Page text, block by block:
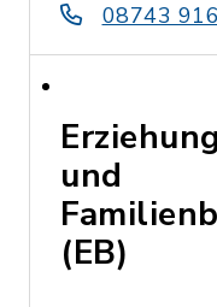
08743
und
(EB)